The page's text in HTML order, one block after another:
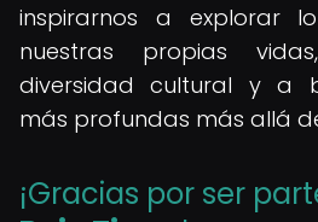
inspirarnos a explorar
nuestras propias
diversidad cultural y a
más profundas más allá
¡Gracias por ser